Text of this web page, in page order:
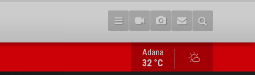
ASKİ'den Bakımyurdu Caddesi'nde içme suyu altyapısına güçlü
Adana
32 °C